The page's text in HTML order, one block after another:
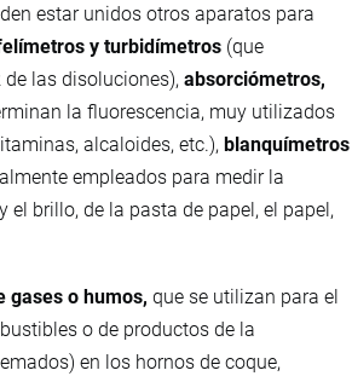
estar unidos otros aparatos para
y turbidímetros (que
las disoluciones), absorciómetros,
la fluorescencia, muy utilizados
alcaloides, etc.), blanquímetros
empleados para medir la
el brillo, de la pasta de papel, el papel,
gases o humos, que se utilizan para el
o de productos de la
en los hornos de coque,